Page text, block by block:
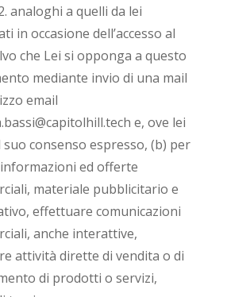
analoghi a quelli da lei
in occasione dell’accesso al
che Lei si opponga a questo
mediante invio di una mail
email
e, ove lei
consenso espresso, (b) per
ed offerte
materiale pubblicitario e
effettuare comunicazioni
anche interattive,
attività dirette di vendita o di
di prodotti o servizi,